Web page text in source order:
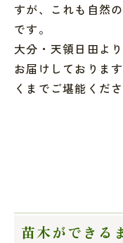
すが、これも自然
です。
大分・天領日田よ
お届けしておりま
くまでご堪能くださ
苗木ができる